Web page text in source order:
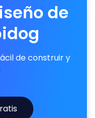
de
de construir y